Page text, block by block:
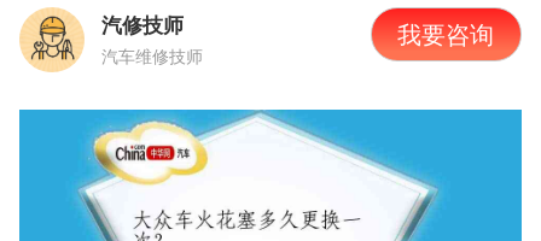
汽修技师
汽车维修技师
我要咨询